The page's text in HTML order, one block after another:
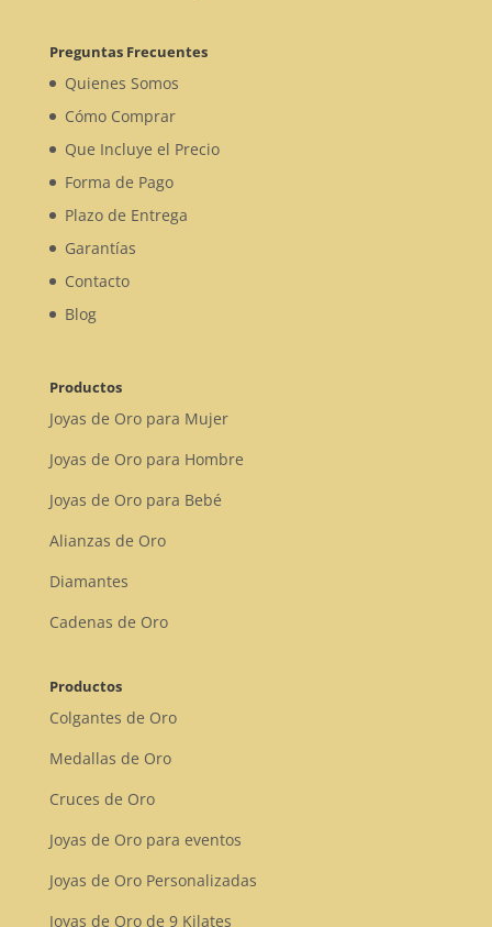
Preguntas Frecuentes
Quienes Somos
Cómo Comprar
Que Incluye el Precio
Forma de Pago
Plazo de Entrega
Garantías
Contacto
Blog
Productos
Joyas de Oro para Mujer
Joyas de Oro para Hombre
Joyas de Oro para Bebé
Alianzas de Oro
Diamantes
Cadenas de Oro
Productos
Colgantes de Oro
Medallas de Oro
Cruces de Oro
Joyas de Oro para eventos
Joyas de Oro Personalizadas
Joyas de Oro de 9 Kilates